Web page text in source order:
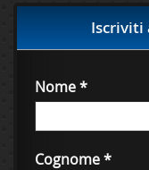
Iscriviti
Nome*
Cognome*